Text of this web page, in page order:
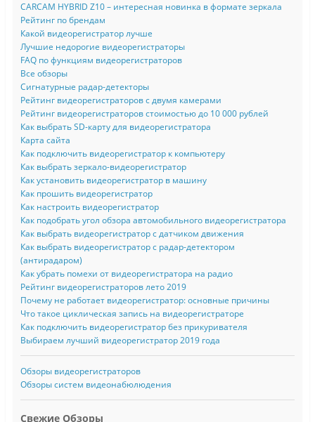
CARCAM HYBRID Z10 – интересная новинка в формате зеркала
Рейтинг по брендам
Какой видеорегистратор лучше
Лучшие недорогие видеорегистраторы
FAQ по функциям видеорегистраторов
Все обзоры
Сигнатурные радар-детекторы
Рейтинг видеорегистраторов с двумя камерами
Рейтинг видеорегистраторов стоимостью до 10 000 рублей
Как выбрать SD-карту для видеорегистратора
Карта сайта
Как подключить видеорегистратор к компьютеру
Как выбрать зеркало-видеорегистратор
Как установить видеорегистратор в машину
Как прошить видеорегистратор
Как настроить видеорегистратор
Как подобрать угол обзора автомобильного видеорегистратора
Как выбрать видеорегистратор с датчиком движения
Как выбрать видеорегистратор с радар-детектором
(антирадаром)
Как убрать помехи от видеорегистратора на радио
Рейтинг видеорегистраторов лето 2019
Почему не работает видеорегистратор: основные причины
Что такое циклическая запись на видеорегистраторе
Как подключить видеорегистратор без прикуривателя
Выбираем лучший видеорегистратор 2019 года
Обзоры видеорегистраторов
Обзоры систем видеонабюлюдения
Свежие Обзоры